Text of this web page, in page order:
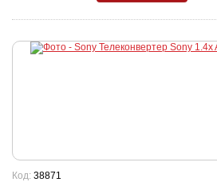
Код: 38871